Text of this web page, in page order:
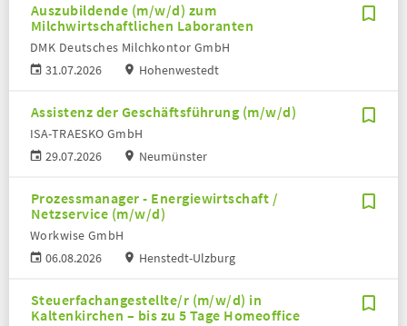
Auszubildende (m/w/d) zum
Milchwirtschaftlichen Laboranten
31.07.2026
DMK Deutsches Milchkontor GmbH
Hohenwestedt
Assistenz der Geschäftsführung (m/w/d)
29.07.2026
ISA-TRAESKO GmbH
Neumünster
Prozessmanager - Energiewirtschaft /
Netzservice (m/w/d)
06.08.2026
Workwise GmbH
Henstedt-Ulzburg
Steuerfachangestellte/r (m/w/d) in
Kaltenkirchen – bis zu 5 Tage Homeoffice